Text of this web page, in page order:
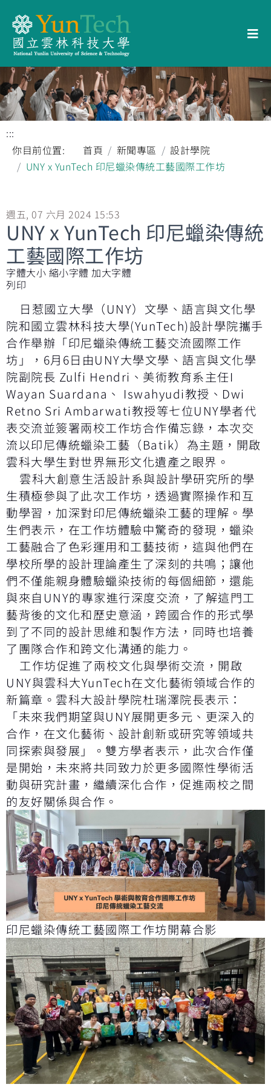
:::
你目前位置:
首頁 新聞專區
設計學院
UNY x YunTech 印尼蠟染傳統工藝國際工作坊
週五, 07 六月 2024 15:53
UNY x YunTech 印尼蠟染傳統
工藝國際工作坊
字體大小 縮小字體 加大字體
列印
日惹國立大學（UNY）文學、語言與文化學
院和國立雲林科技大學(YunTech)設計學院攜手
合作舉辦「印尼蠟染傳統工藝交流國際工作
坊」，6月6日由UNY大學文學、語言與文化學
院副院長 Zulfi Hendri、美術教育系主任I
Wayan Suardana、 Iswahyudi教授、Dwi
Retno Sri Ambarwati教授等七位UNY學者代
表交流並簽署兩校工作坊合作備忘錄，本次交
流以印尼傳統蠟染工藝（Batik）為主題，開啟
雲科大學生對世界無形文化遺產之眼界。
雲科大創意生活設計系與設計學研究所的學
生積極參與了此次工作坊，透過實際操作和互
動學習，加深對印尼傳統蠟染工藝的理解。學
生們表示，在工作坊體驗中驚奇的發現，蠟染
工藝融合了色彩運用和工藝技術，這與他們在
學校所學的設計理論產生了深刻的共鳴；讓他
們不僅能親身體驗蠟染技術的每個細節，還能
與來自UNY的專家進行深度交流，了解這門工
藝背後的文化和歷史意涵，跨國合作的形式學
到了不同的設計思維和製作方法，同時也培養
了團隊合作和跨文化溝通的能力。
工作坊促進了兩校文化與學術交流，開啟
UNY與雲科大YunTech在文化藝術領域合作的
新篇章。雲科大設計學院杜瑞澤院長表示：
「未來我們期望與UNY展開更多元、更深入的
合作，在文化藝術、設計創新或研究等領域共
同探索與發展」。雙方學者表示，此次合作僅
是開始，未來將共同致力於更多國際性學術活
動與研究計畫，繼續深化合作，促進兩校之間
的友好關係與合作。
印尼蠟染傳統工藝國際工作坊開幕合影